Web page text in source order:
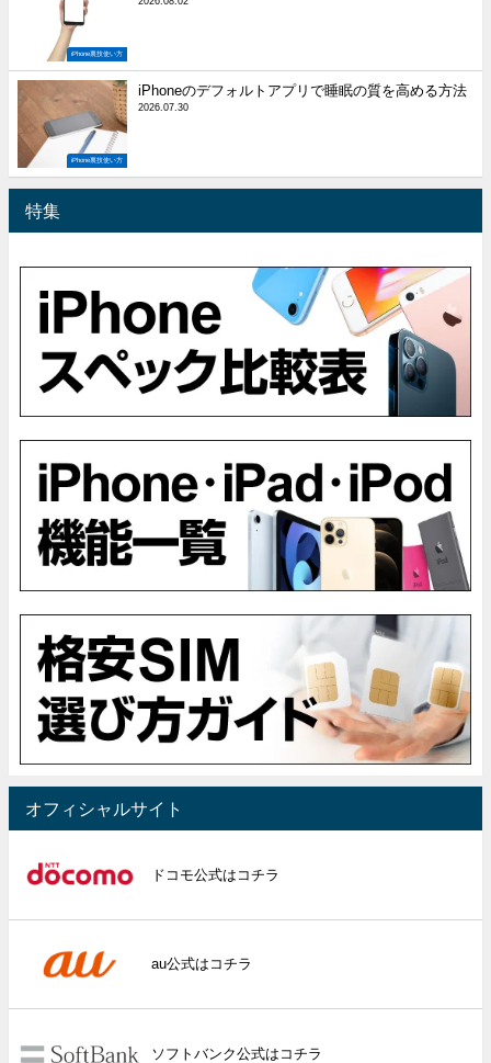
iPhone裏技使い方
iPhone裏技使い方
iPhoneのデフォルトアプリで睡眠の質を高める方法
2026.07.30
特集
オフィシャルサイト
ドコモ公式はコチラ
au公式はコチラ
ソフトバンク公式はコチラ